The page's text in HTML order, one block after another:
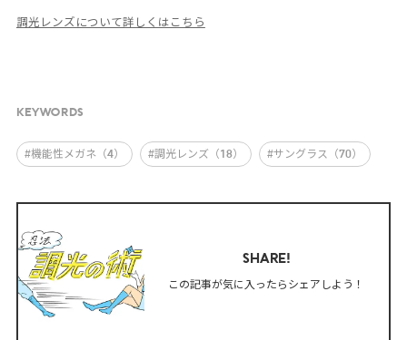
調光レンズについて詳しくはこちら
KEYWORDS
#機能性メガネ（4） #調光レンズ（18） #サングラス（70）
SHARE!
この記事が気に入ったらシェアしよう！